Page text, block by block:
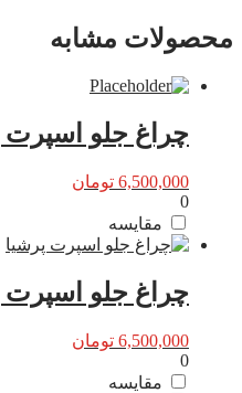
محصولات مشابه
چراغ جلو اسپرت
6,500,000 تومان
0
مقایسه
چراغ جلو اسپرت
6,500,000 تومان
0
مقایسه